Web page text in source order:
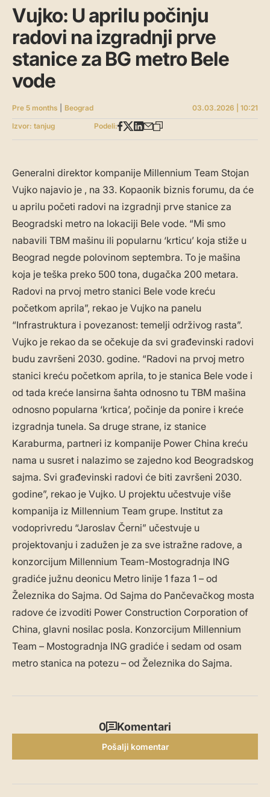
Vujko: U aprilu počinju
radovi na izgradnji prve
stanice za BG metro Bele
vode
Pre 5 months Beograd
03.03.2026 | 10:21
Izvor: tanjug
Podeli:
Generalni direktor kompanije Millennium Team Stojan
Vujko najavio je , na 33. Kopaonik biznis forumu, da će
u aprilu početi radovi na izgradnji prve stanice za
Beogradski metro na lokaciji Bele vode. “Mi smo
nabavili TBM mašinu ili popularnu ‘krticu’ koja stiže u
Beograd negde polovinom septembra. To je mašina
koja je teška preko 500 tona, dugačka 200 metara.
Radovi na prvoj metro stanici Bele vode kreću
početkom aprila”, rekao je Vujko na panelu
“Infrastruktura i povezanost: temelji održivog rasta”.
Vujko je rekao da se očekuje da svi građevinski radovi
budu završeni 2030. godine. “Radovi na prvoj metro
stanici kreću početkom aprila, to je stanica Bele vode i
od tada kreće lansirna šahta odnosno tu TBM mašina
odnosno popularna ‘krtica’, počinje da ponire i kreće
izgradnja tunela. Sa druge strane, iz stanice
Karaburma, partneri iz kompanije Power China kreću
nama u susret i nalazimo se zajedno kod Beogradskog
sajma. Svi građevinski radovi će biti završeni 2030.
godine”, rekao je Vujko. U projektu učestvuje više
kompanija iz Millennium Team grupe. Institut za
vodoprivredu “Jaroslav Černi” učestvuje u
projektovanju i zadužen je za sve istražne radove, a
konzorcijum Millennium Team-Mostogradnja ING
gradiće južnu deonicu Metro linije 1 faza 1 – od
Železnika do Sajma. Od Sajma do Pančevačkog mosta
radove će izvoditi Power Construction Corporation of
China, glavni nosilac posla. Konzorcijum Millennium
Team – Mostogradnja ING gradiće i sedam od osam
metro stanica na potezu – od Železnika do Sajma.
0 Komentari
Pošalji komentar